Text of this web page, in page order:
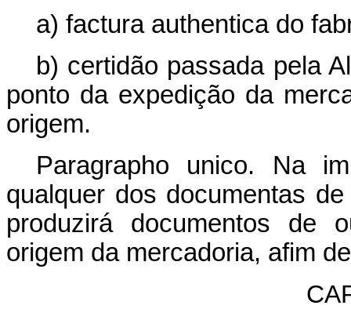
a) factura authentica do
b) certidão passada pela
ponto da expedição da
origem.
Paragrapho unico. Na
qualquer dos documentas
produzirá documentos de
origem da mercadoria, afim